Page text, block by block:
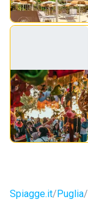
Spiagge.it Puglia